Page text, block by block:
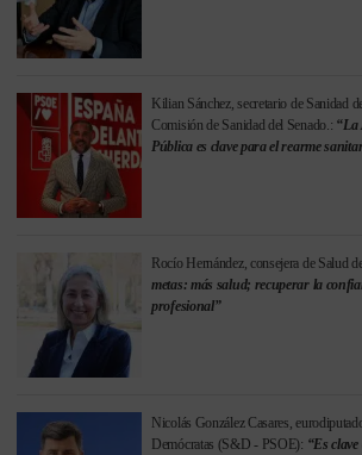
Kilian Sánchez, secretario de Sanidad
Comisión de Sanidad del Senado.: “La
Pública es clave para el rearme
Rocío Hernández, consejera de Salud
metas: más salud; recuperar la
profesional”
Nicolás González Casares,
Demócratas (S&D - PSOE): “Es